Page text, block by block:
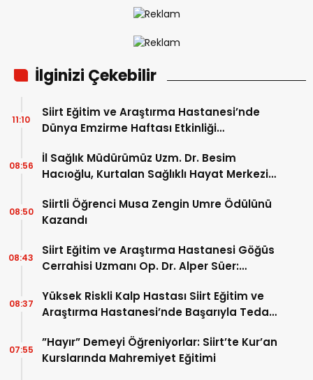
İlginizi Çekebilir
Siirt Eğitim ve Araştırma Hastanesi’nde
Dünya Emzirme Haftası Etkinliği
11:10
İl Sağlık Müdürümüz Uzm. Dr. Besim
Hacıoğlu, Kurtalan Sağlıklı Hayat Merkezini
08:56
Siirtli Öğrenci Musa Zengin Umre Ödülünü
Kazandı
08:50
Siirt Eğitim ve Araştırma Hastanesi Göğüs
Cerrahisi Uzmanı Op. Dr. Alper Süer:
Anlamına Gelmez”
08:43
Yüksek Riskli Kalp Hastası Siirt Eğitim ve
Araştırma Hastanesi’nde Başarıyla Tedavi
08:37
”Hayır” Demeyi Öğreniyorlar: Siirt’te Kur’an
Kurslarında Mahremiyet Eğitimi
07:55